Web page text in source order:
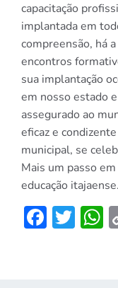
capacitação
implantada em
compreensão, há
encontros
sua implantação
em nosso estado
assegurado ao
eficaz e
municipal, se
Mais um passo
educação itajaense.